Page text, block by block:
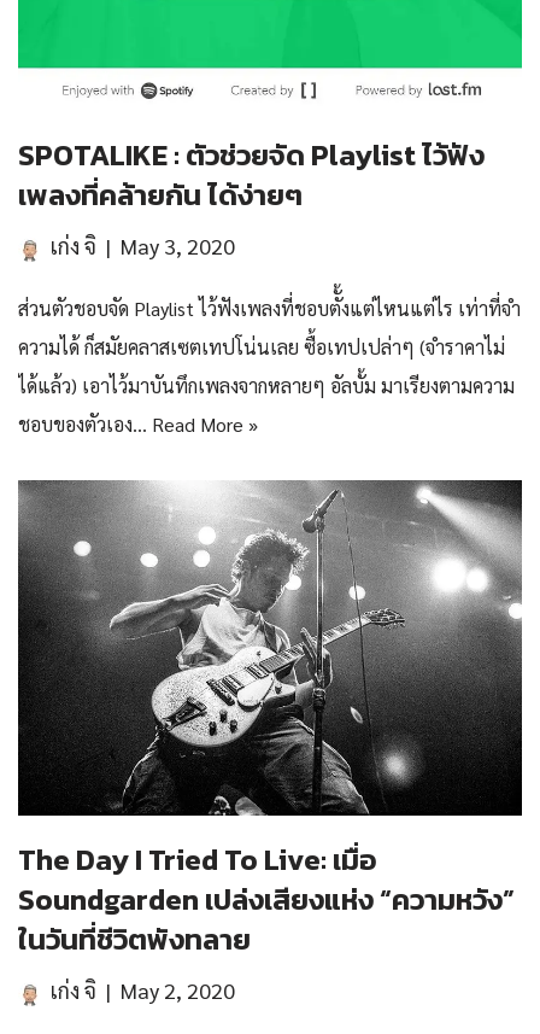
SPOTALIKE : ตัวช่วยจัด Playlist ไว้ฟัง
เพลงที่คล้ายกัน ได้ง่ายๆ
เก่ง จิ May 3, 2020
ส่วนตัวชอบจัด Playlist ไว้ฟังเพลงที่ชอบตัั้งแต่ไหนแต่ไร เท่าที่จำ
ความได้ ก็สมัยคลาสเซตเทปโน่นเลย ซื้อเทปเปล่าๆ (จำราคาไม่
ได้แล้ว) เอาไว้มาบันทึกเพลงจากหลายๆ อัลบั้ม มาเรียงตามความ
ชอบของตัวเอง… Read More »
The Day I Tried To Live: เมื่อ
Soundgarden เปล่งเสียงแห่ง “ความหวัง”
ในวันที่ชีวิตพังทลาย
เก่ง จิ May 2, 2020